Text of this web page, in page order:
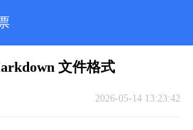
文件格式
2026-05-14 13:23:42